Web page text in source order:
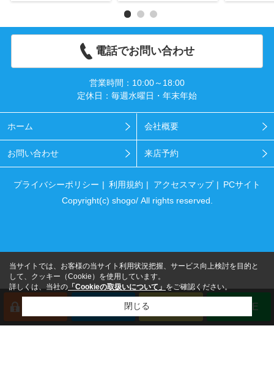
電話でお問い合わせ
営業時間：10:00～18:00
定休日：毎週水曜日・年末年始
ホーム 会社概要
お問い合わせ 来店予約
プライバシーポリシー 利用規約 アクセスマップ
PCサイト
Copyright(c) shogo/ All rights reserved.
来店予約 LINE
当サイトでは、お客様の当サイト利用状況把握、サービス向上検討を目的と
して、クッキー（Cookie）を使用しています。
詳しくは、当社の「Cookieの取扱いについて」をご確認ください。
閉じる